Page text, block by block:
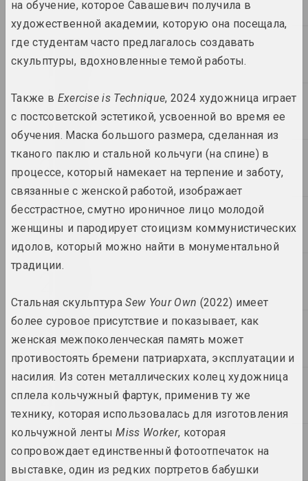
2023
2022
2021
2020
2019
2018
2017
2016
на обучение, которое Савашевич получила в
художественной академии, которую она посещала,
где студентам часто предлагалось создавать
скульптуры, вдохновленные темой работы.
Также в Exercise is Technique, 2024 художница играет
с постсоветской эстетикой, усвоенной во время ее
обучения. Маска большого размера, сделанная из
тканого паклю и стальной кольчуги (на спине) в
процессе, который намекает на терпение и заботу,
связанные с женской работой, изображает
бесстрастное, смутно ироничное лицо молодой
женщины и пародирует стоицизм коммунистических
идолов, который можно найти в монументальной
традиции.
Стальная скульптураSew Your Own (2022) имеет
более суровое присутствие и показывает, как
женская межпоколенческая память может
противостоять бремени патриархата, эксплуатации и
насилия. Из сотен металлических колец художница
сплела кольчужный фартук, применив ту же
технику, которая использовалась для изготовления
кольчужной лентыMiss Worker, которая
сопровождает единственный фотоотпечаток на
выставке, один из редких портретов бабушки